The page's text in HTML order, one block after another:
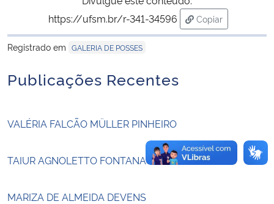
Advocacia-Geral da União
Banco Central do Brasil
https://ufsm.br/r-341-34596
Copiar
para área de
Registrado em GALERIA DE POSSES
Publicações Recentes
VALÉRIA FALCÃO MÜLLER PINHEIRO
TAIUR AGNOLETTO FONTANA
MARIZA DE ALMEIDA DEVENS